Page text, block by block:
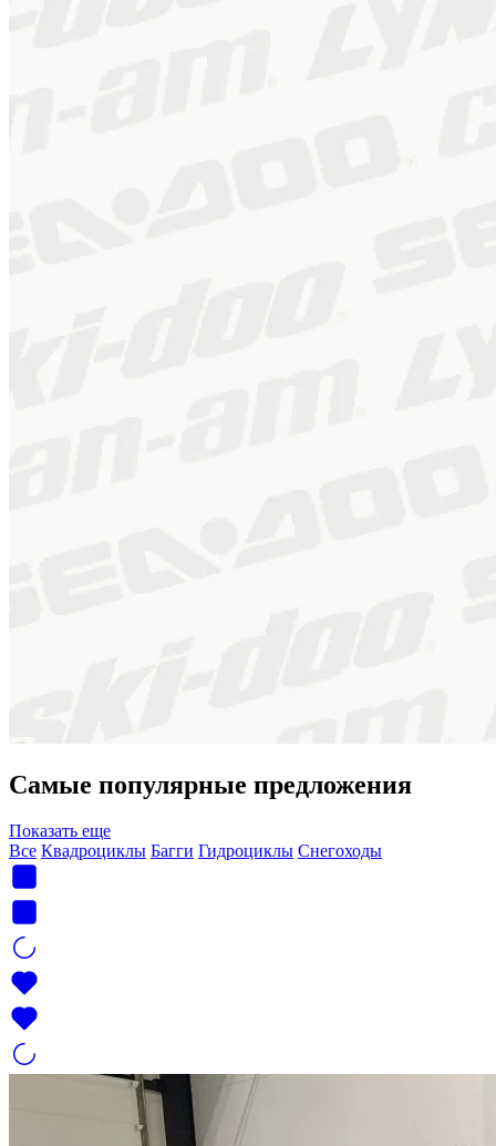
Самые популярные предложения
Показать еще
Все Квадроциклы Багги Гидроциклы Снегоходы